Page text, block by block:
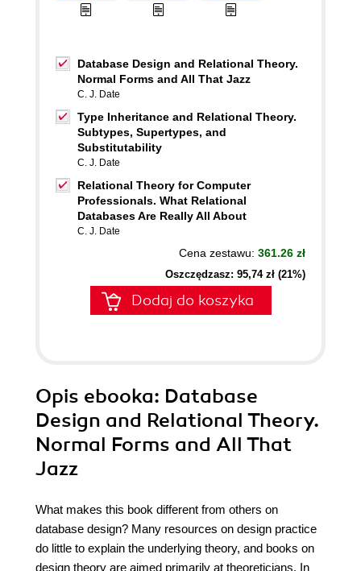
Database Design and Relational Theory.
Normal Forms and All That Jazz
C. J. Date
Type Inheritance and Relational Theory.
Subtypes, Supertypes, and
Substitutability
C. J. Date
Relational Theory for Computer
Professionals. What Relational
Databases Are Really All About
C. J. Date
Cena zestawu: 361.26 zł
Oszczędzasz: 95,74 zł (21%)
Dodaj do koszyka
Opis ebooka: Database
Design and Relational Theory.
Normal Forms and All That
Jazz
What makes this book different from others on
database design? Many resources on design practice
do little to explain the underlying theory, and books on
design theory are aimed primarily at theoreticians. In